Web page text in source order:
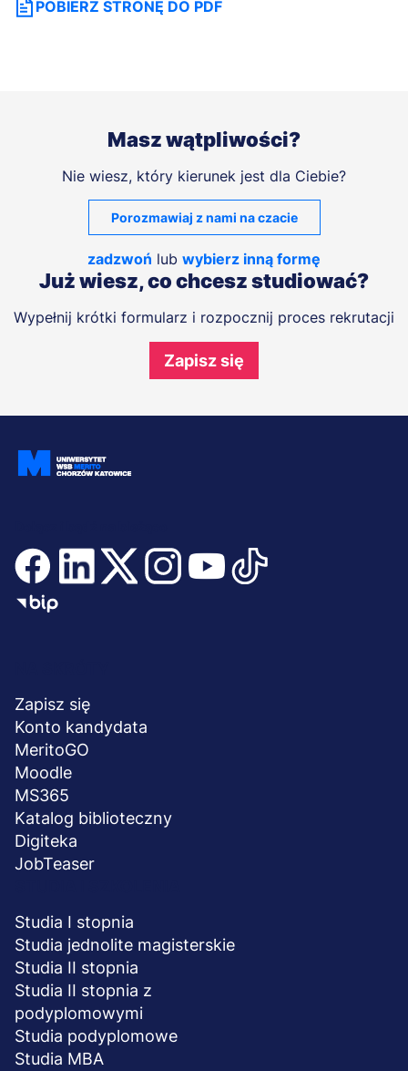
POBIERZ STRONĘ DO PDF
Masz wątpliwości?
Nie wiesz, który kierunek jest dla Ciebie?
Porozmawiaj z nami na czacie
zadzwoń lub wybierz inną formę
Już wiesz, co chcesz studiować?
Wypełnij krótki formularz i rozpocznij proces rekrutacji
Zapisz się
stopka
Zapisz się
Konto kandydata
MeritoGO
Moodle
MS365
Katalog biblioteczny
Digiteka
JobTeaser
Studia I stopnia
Studia jednolite magisterskie
Studia II stopnia
Studia II stopnia z
podyplomowymi
Studia podyplomowe
Studia MBA